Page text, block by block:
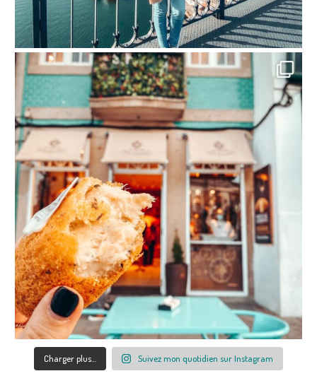
Charger plus… Suivez mon quotidien sur Instagram